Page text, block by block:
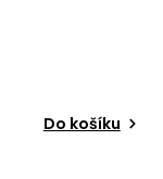
Do košíku